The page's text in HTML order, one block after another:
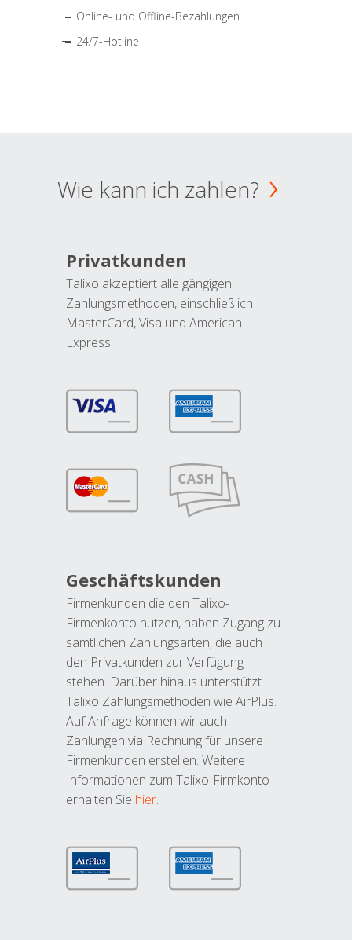
Online- und Offline-Bezahlungen
24/7-Hotline
Wie kann ich zahlen?
Privatkunden
Talixo akzeptiert alle gängigen
Zahlungsmethoden, einschließlich
MasterCard, Visa und American
Express.
Geschäftskunden
Firmenkunden die den Talixo-
Firmenkonto nutzen, haben Zugang zu
sämtlichen Zahlungsarten, die auch
den Privatkunden zur Verfügung
stehen. Darüber hinaus unterstützt
Talixo Zahlungsmethoden wie AirPlus.
Auf Anfrage können wir auch
Zahlungen via Rechnung für unsere
Firmenkunden erstellen. Weitere
Informationen zum Talixo-Firmkonto
erhalten Sie hier.